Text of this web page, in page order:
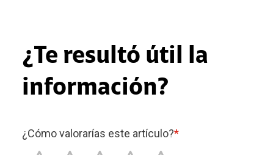
¿Te resultó útil la
información?
¿Cómo valorarías este artículo?*